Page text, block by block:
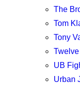
The
Tom
Tony
UB
Urban